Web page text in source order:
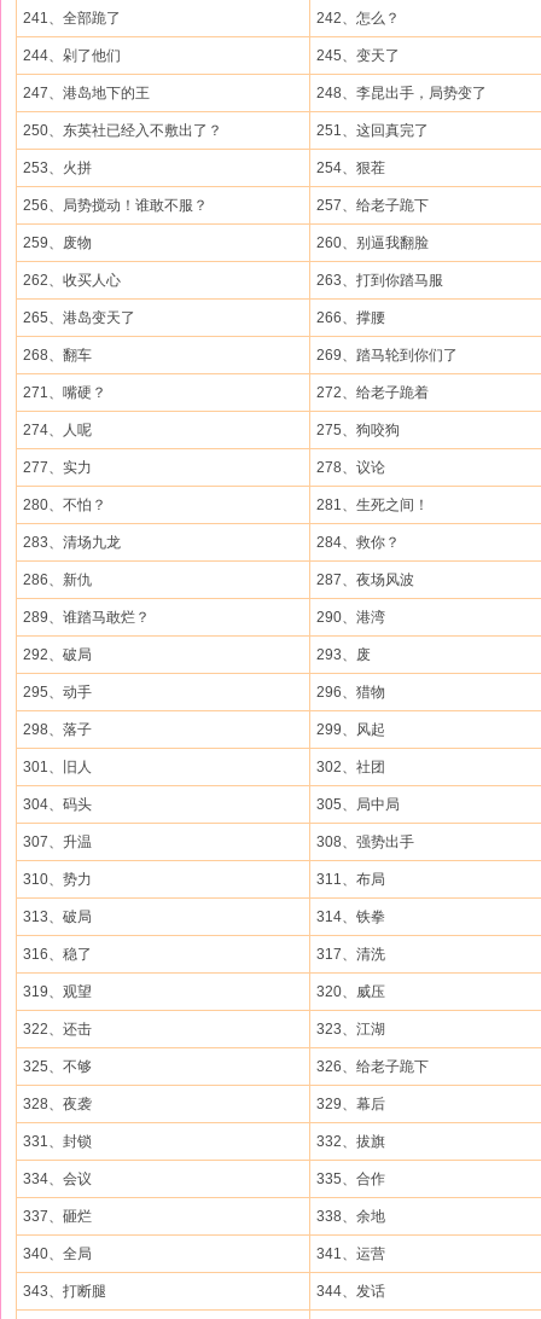
241、全部跪了 242、怎么？
244、剁了他们 245、变天了
247、港岛地下的王 248、李昆出手，局势变了
250、东英社已经入不敷出了？ 251、这回真完了
253、火拼 254、狠茬
256、局势搅动！谁敢不服？ 257、给老子跪下
259、废物 260、别逼我翻脸
262、收买人心 263、打到你踏马服
265、港岛变天了 266、撑腰
268、翻车 269、踏马轮到你们了
271、嘴硬？ 272、给老子跪着
274、人呢 275、狗咬狗
277、实力 278、议论
280、不怕？ 281、生死之间！
283、清场九龙 284、救你？
286、新仇 287、夜场风波
289、谁踏马敢烂？ 290、港湾
292、破局 293、废
295、动手 296、猎物
298、落子 299、风起
301、旧人 302、社团
304、码头 305、局中局
307、升温 308、强势出手
310、势力 311、布局
313、破局 314、铁拳
316、稳了 317、清洗
319、观望 320、威压
322、还击 323、江湖
325、不够 326、给老子跪下
328、夜袭 329、幕后
331、封锁 332、拔旗
334、会议 335、合作
337、砸烂 338、余地
340、全局 341、运营
343、打断腿 344、发话